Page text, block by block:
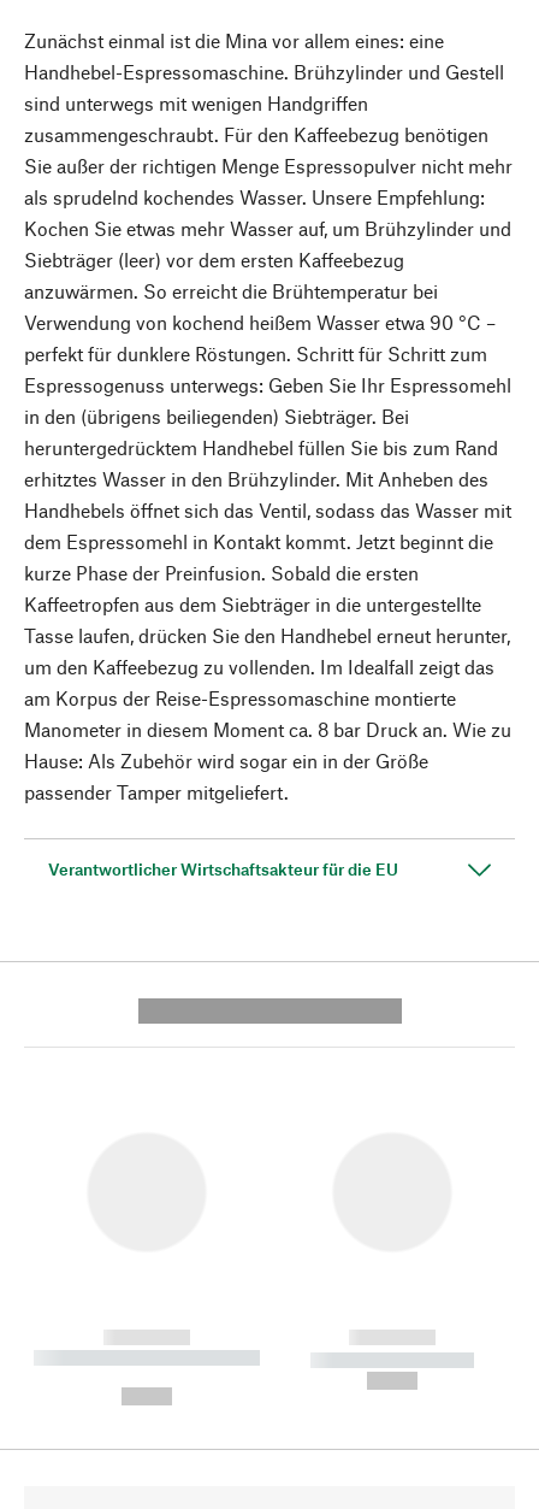
Zunächst einmal ist die Mina vor allem eines: eine
Handhebel-Espressomaschine. Brühzylinder und Gestell
sind unterwegs mit wenigen Handgriffen
zusammengeschraubt. Für den Kaffeebezug benötigen
Sie außer der richtigen Menge Espressopulver nicht mehr
als sprudelnd kochendes Wasser. Unsere Empfehlung:
Kochen Sie etwas mehr Wasser auf, um Brühzylinder und
Siebträger (leer) vor dem ersten Kaffeebezug
anzuwärmen. So erreicht die Brühtemperatur bei
Verwendung von kochend heißem Wasser etwa 90 °C –
perfekt für dunklere Röstungen. Schritt für Schritt zum
Espressogenuss unterwegs: Geben Sie Ihr Espressomehl
in den (übrigens beiliegenden) Siebträger. Bei
heruntergedrücktem Handhebel füllen Sie bis zum Rand
erhitztes Wasser in den Brühzylinder. Mit Anheben des
Handhebels öffnet sich das Ventil, sodass das Wasser mit
dem Espressomehl in Kontakt kommt. Jetzt beginnt die
kurze Phase der Preinfusion. Sobald die ersten
Kaffeetropfen aus dem Siebträger in die untergestellte
Tasse laufen, drücken Sie den Handhebel erneut herunter,
um den Kaffeebezug zu vollenden. Im Idealfall zeigt das
am Korpus der Reise-Espressomaschine montierte
Manometer in diesem Moment ca. 8 bar Druck an. Wie zu
Hause: Als Zubehör wird sogar ein in der Größe
passender Tamper mitgeliefert.
Verantwortlicher Wirtschaftsakteur für die EU
------------
----------- ----------- --------
------------
----------- -----------